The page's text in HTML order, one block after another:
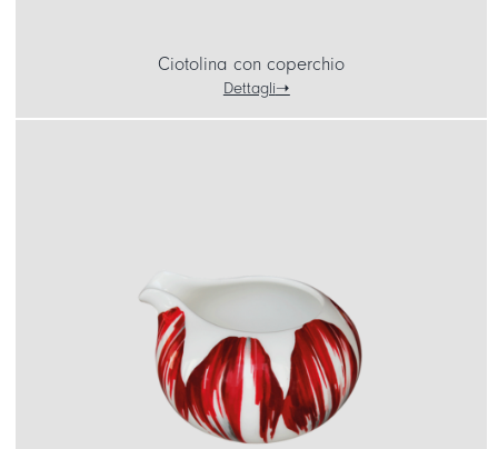
Ciotolina con coperchio
Dettagli